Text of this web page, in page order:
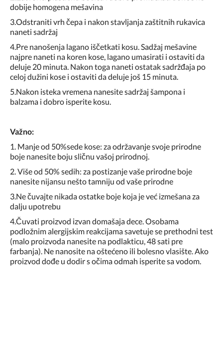
dobije homogena mešavina
3.Odstraniti vrh čepa i nakon stavljanja zaštitnih rukavica
naneti sadržaj
4.Pre nanošenja lagano iščetkati kosu. Sadžaj mešavine
najpre naneti na koren kose, lagano umasirati i ostaviti da
deluje 20 minuta. Nakon toga naneti ostatak sadržđaja po
celoj dužini kose i ostaviti da deluje još 15 minuta.
5.Nakon isteka vremena nanesite sadržaj šampona i
balzama i dobro isperite kosu.
Važno:
1. Manje od 50%sede kose: za održavanje svoje prirodne
boje nanesite boju sličnu vašoj prirodnoj.
2. Više od 50% sedih: za postizanje vaše prirodne boje
nanesite nijansu nešto tamniju od vaše prirodne
3.Ne čuvajte nikada ostatke boje koja je već izmešana za
dalju upotrebu
4.Čuvati proizvod izvan domašaja dece. Osobama
podložnim alergijskim reakcijama savetuje se prethodni test
(malo proizvoda nanesite na podlakticu, 48 sati pre
farbanja). Ne nanosite na oštećeno ili bolesno vlasište. Ako
proizvod dođe u dodir s očima odmah isperite sa vodom.